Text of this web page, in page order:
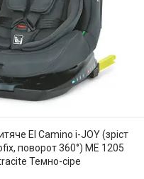
El Camino i-JOY (зріст
поворот 360°) ME 1205
Темно-сіре